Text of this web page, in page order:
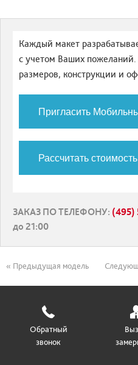
Каждый макет
с учетом Ваших пожеланий.
размеров, конструкции и
Пригласить
Рассчитать стоимость
ЗАКАЗ ПО ТЕЛЕФОНУ: (495)
до 21:00
« Предыдущая модель
Обратный
звонок